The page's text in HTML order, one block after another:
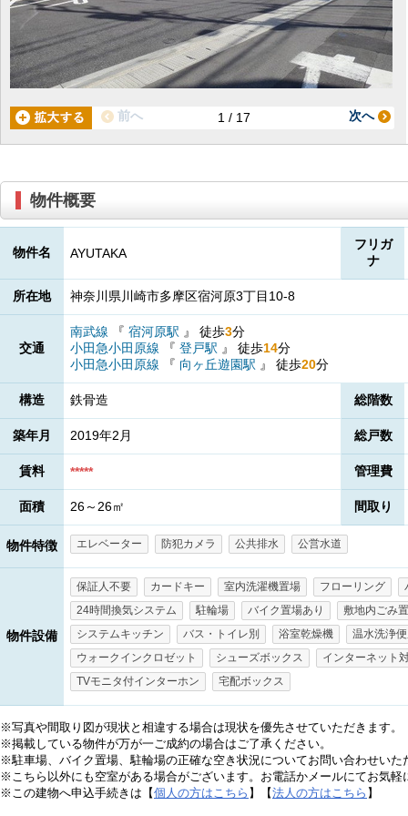
1 / 17
前へ 次へ
物件概要
物件名 AYUTAKA
フリガ
ナ
所在地 神奈川県川崎市多摩区宿河原3丁目10-8
交通
南武線 『 宿河原駅 』 徒歩3分
小田急小田原線
『 登戸駅 』 徒歩14分
小田急小田原線
『 向ヶ丘遊園駅 』 徒歩20分
構造 鉄骨造 総階数
築年月 2019年2月 総戸数
賃料 ***** 管理費
面積 26～26㎡ 間取り
物件特徴 エレベーター 防犯カメラ 公共排水 公営水道
物件設備
保証人不要 カードキー 室内洗濯機置場 フローリング
24時間換気システム
駐輪場 バイク置場あり
敷地内ごみ
システムキッチン
バス・トイレ別 浴室乾燥機
温水洗浄
ウォークインクロゼット
シューズボックス
インターネット
TVモニタ付インターホン
宅配ボックス
※写真や間取り図が現状と相違する場合は現状を優先させていただきます。
※掲載している物件が万が一ご成約の場合はご了承ください。
※駐車場、バイク置場、駐輪場の正確な空き状況についてお問い合わせいた
※こちら以外にも空室がある場合がございます。お電話かメールにてお気軽
※この建物へ申込手続きは【個人の方はこちら 】【法人の方はこちら 】